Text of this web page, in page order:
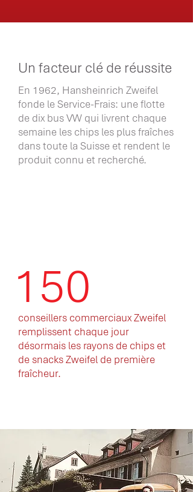
Un facteur clé de réussite
En 1962, Hansheinrich Zweifel
fonde le Service-Frais: une flotte
de dix bus VW qui livrent chaque
semaine les chips les plus fraîches
dans toute la Suisse et rendent le
produit connu et recherché.
150
conseillers commerciaux Zweifel
remplissent chaque jour
désormais les rayons de chips et
de snacks Zweifel de première
fraîcheur.